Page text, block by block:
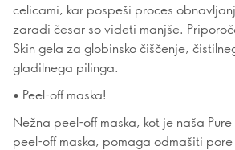
celicami, kar pospeši proces
zaradi česar so videti manjše.
Skin gela za globinsko čiščenje,
gladilnega pilinga.
• Peel-off maska!
Nežna peel-off maska, kot je naša Pure
peel-off maska, pomaga odmašiti